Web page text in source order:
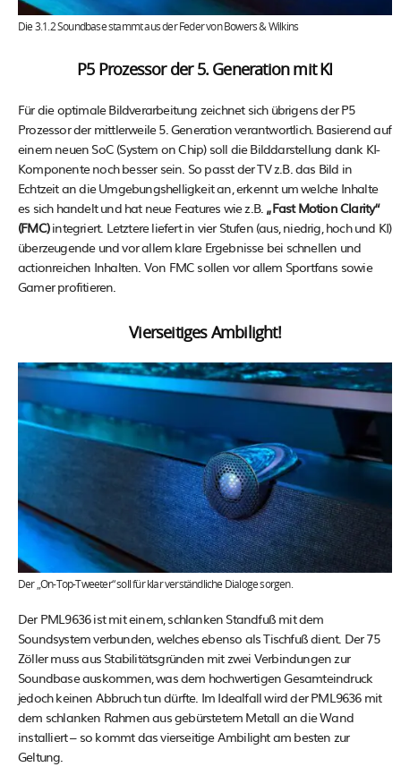
Die 3.1.2 Soundbase stammt aus der Feder von Bowers & Wilkins
P5 Prozessor der 5. Generation mit KI
Für die optimale Bildverarbeitung zeichnet sich übrigens der P5
Prozessor der mittlerweile 5. Generation verantwortlich. Basierend auf
einem neuen SoC (System on Chip) soll die Bilddarstellung dank KI-
Komponente noch besser sein. So passt der TV z.B. das Bild in
Echtzeit an die Umgebungshelligkeit an, erkennt um welche Inhalte
es sich handelt und hat neue Features wie z.B. „Fast Motion Clarity“
(FMC)integriert. Letztere liefert in vier Stufen (aus, niedrig, hoch und KI)
überzeugende und vor allem klare Ergebnisse bei schnellen und
actionreichen Inhalten. Von FMC sollen vor allem Sportfans sowie
Gamer profitieren.
Vierseitiges Ambilight!
Der „On-Top-Tweeter“ soll für klar verständliche Dialoge sorgen.
Der PML9636 ist mit einem, schlanken Standfuß mit dem
Soundsystem verbunden, welches ebenso als Tischfuß dient. Der 75
Zöller muss aus Stabilitätsgründen mit zwei Verbindungen zur
Soundbase auskommen, was dem hochwertigen Gesamteindruck
jedoch keinen Abbruch tun dürfte. Im Idealfall wird der PML9636 mit
dem schlanken Rahmen aus gebürstetem Metall an die Wand
installiert – so kommt das vierseitige Ambilight am besten zur
Geltung.